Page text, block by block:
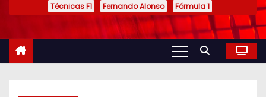
i
Técnicas F1
Fernando Alonso Fórmula 1